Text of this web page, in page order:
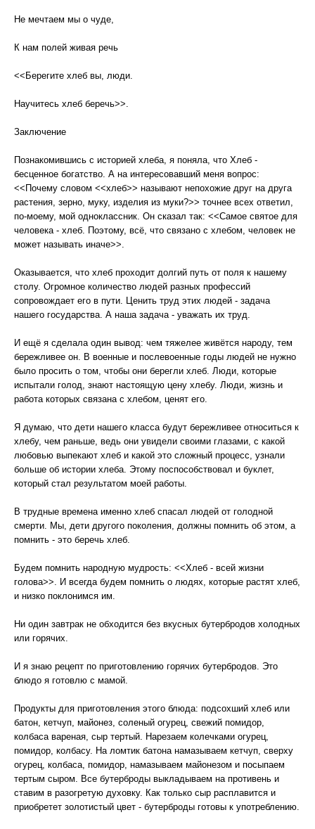
Не мечтаем мы о чуде,
К нам полей живая речь
<<Берегите хлеб вы, люди.
Научитесь хлеб беречь>>.
Заключение
Познакомившись с историей хлеба, я поняла, что Хлеб -
бесценное богатство. А на интересовавший меня вопрос:
<<Почему словом <<хлеб>> называют непохожие друг на друга
растения, зерно, муку, изделия из муки?>> точнее всех ответил,
по-моему, мой одноклассник. Он сказал так: <<Самое святое для
человека - хлеб. Поэтому, всё, что связано с хлебом, человек не
может называть иначе>>.
Оказывается, что хлеб проходит долгий путь от поля к нашему
столу. Огромное количество людей разных профессий
сопровождает его в пути. Ценить труд этих людей - задача
нашего государства. А наша задача - уважать их труд.
И ещё я сделала один вывод: чем тяжелее живётся народу, тем
бережливее он. В военные и послевоенные годы людей не нужно
было просить о том, чтобы они берегли хлеб. Люди, которые
испытали голод, знают настоящую цену хлебу. Люди, жизнь и
работа которых связана с хлебом, ценят его.
Я думаю, что дети нашего класса будут бережливее относиться к
хлебу, чем раньше, ведь они увидели своими глазами, с какой
любовью выпекают хлеб и какой это сложный процесс, узнали
больше об истории хлеба. Этому поспособствовал и буклет,
который стал результатом моей работы.
В трудные времена именно хлеб спасал людей от голодной
смерти. Мы, дети другого поколения, должны помнить об этом, а
помнить - это беречь хлеб.
Будем помнить народную мудрость: <<Хлеб - всей жизни
голова>>. И всегда будем помнить о людях, которые растят хлеб,
и низко поклонимся им.
Ни один завтрак не обходится без вкусных бутербродов холодных
или горячих.
И я знаю рецепт по приготовлению горячих бутербродов. Это
блюдо я готовлю с мамой.
Продукты для приготовления этого блюда: подсохший хлеб или
батон, кетчуп, майонез, соленый огурец, свежий помидор,
колбаса вареная, сыр тертый. Нарезаем колечками огурец,
помидор, колбасу. На ломтик батона намазываем кетчуп, сверху
огурец, колбаса, помидор, намазываем майонезом и посыпаем
тертым сыром. Все бутерброды выкладываем на противень и
ставим в разогретую духовку. Как только сыр расплавится и
приобретет золотистый цвет - бутерброды готовы к употреблению.